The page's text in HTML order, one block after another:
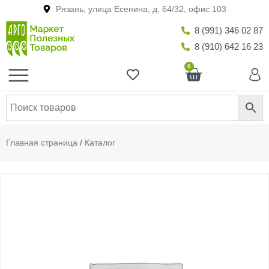
Рязань, улица Есенина, д. 64/32, офис 103
8 (991) 346 02 87
8 (910) 642 16 23
0
Главная страница / Каталог